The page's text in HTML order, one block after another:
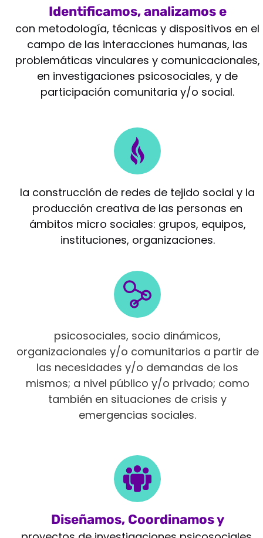
Identificamos, analizamos e
intervenimos
con metodología, técnicas y dispositivos en el
campo de las interacciones humanas, las
problemáticas vinculares y comunicacionales,
en investigaciones psicosociales, y de
participación comunitaria y/o social.
Potenciamos
la construcción de redes de tejido social y la
producción creativa de las personas en
ámbitos micro sociales: grupos, equipos,
instituciones, organizaciones.
Intervenimos en diferentes ámbitos
psicosociales, socio dinámicos,
organizacionales y/o comunitarios a partir de
las necesidades y/o demandas de los
mismos; a nivel público y/o privado; como
también en situaciones de crisis y
emergencias sociales.
Diseñamos, Coordinamos y